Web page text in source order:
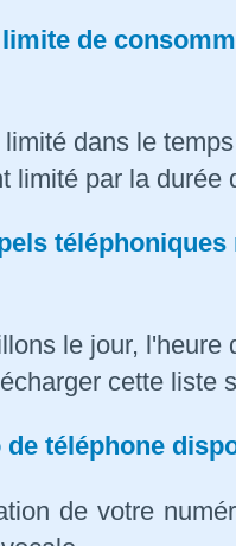
de
dans le
limité par la durée
le jour,
cette liste
de téléphone
de votre